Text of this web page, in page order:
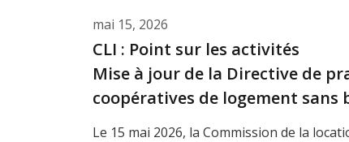
mai 15, 2026
CLI : Point sur les activités
Mise à jour de la Directive de
coopératives de logement
Le 15 mai 2026, la Commission de la